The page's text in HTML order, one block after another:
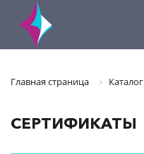
Главная страница Каталог
СЕРТИФИКАТЫ